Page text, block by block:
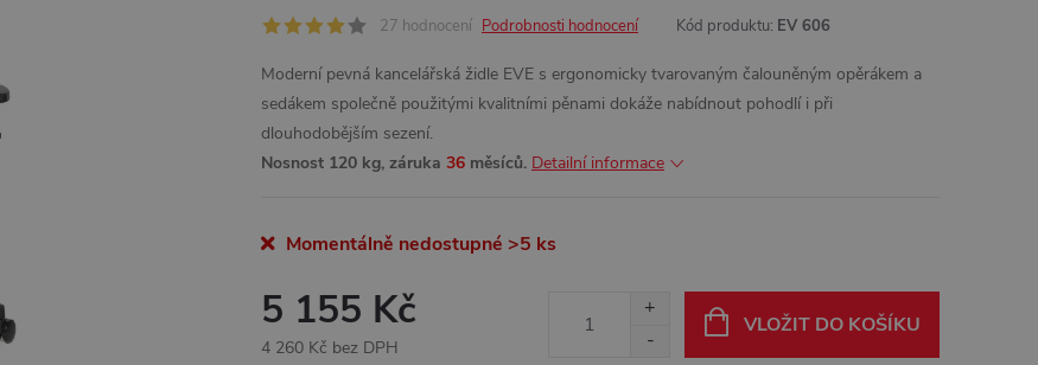
27 hodnocení Podrobnosti hodnocení Kód produktu: EV 606
Moderní pevná kancelářská židle EVE s ergonomicky tvarovaným čalouněným opěrákem a
sedákem společně použitými kvalitními pěnami dokáže nabídnout pohodlí i při
dlouhodobějším sezení.
Nosnost 120 kg, záruka 36 měsíců. Detailní informace
Momentálně nedostupné >5 ks
5 155 Kč
4 260 Kč bez DPH
VLOŽIT DO KOŠÍKU